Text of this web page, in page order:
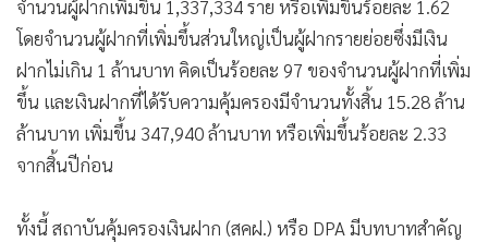
• Gotomanager
จำนวนผู้ฝากเพิ่มขึ้น 1,337,334 ราย หรือเพิ่มขึ้นร้อยละ 1.62
โดยจำนวนผู้ฝากที่เพิ่มขึ้นส่วนใหญ่เป็นผู้ฝากรายย่อยซึ่งมีเงิน
ฝากไม่เกิน 1 ล้านบาท คิดเป็นร้อยละ 97 ของจำนวนผู้ฝากที่เพิ่ม
ขึ้น และเงินฝากที่ได้รับความคุ้มครองมีจำนวนทั้งสิ้น 15.28 ล้าน
ล้านบาท เพิ่มขึ้น 347,940 ล้านบาท หรือเพิ่มขึ้นร้อยละ 2.33
จากสิ้นปีก่อน
ทั้งนี้ สถาบันคุ้มครองเงินฝาก (สคฝ.) หรือ DPA มีบทบาทสำคัญ